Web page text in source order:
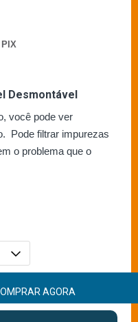
Desmontável
você pode ver
Pode filtrar impurezas
o problema que o
AGORA